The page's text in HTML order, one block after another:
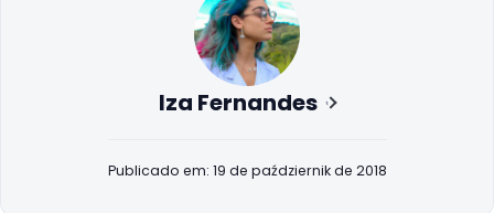
Iza Fernandes
Publicado em: 19 de październik de 2018